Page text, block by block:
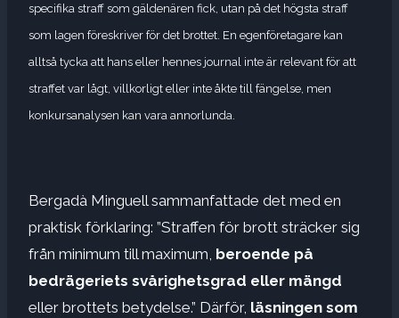
specifika straff som gäldenären fick, utan på det högsta straff
som lagen föreskriver för det brottet. En egenföretagare kan
alltså tycka att hans eller hennes journal inte är relevant för att
straffet var lågt, villkorligt eller inte åkte till fängelse, men
konkursanalysen kan vara annorlunda.
Bergadà Minguell sammanfattade det med en
praktisk förklaring: ”Straffen för brott sträcker sig
från minimum till maximum, beroende på
bedrägeriets svårighetsgrad eller mängd
eller brottets betydelse.” Därför, läsningen som